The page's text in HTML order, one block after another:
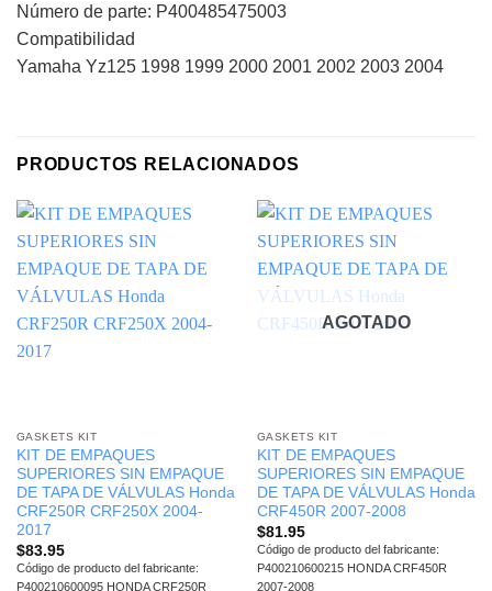
Número de parte: P400485475003
Compatibilidad
Yamaha Yz125 1998 1999 2000 2001 2002 2003 2004
PRODUCTOS RELACIONADOS
GASKETS KIT
KIT DE EMPAQUES
SUPERIORES SIN EMPAQUE
DE TAPA DE VÁLVULAS Honda
CRF250R CRF250X 2004-
2017
$83.95
Código de producto del fabricante:
P400210600095 HONDA CRF250R
AGOTADO
GASKETS KIT
KIT DE EMPAQUES
SUPERIORES SIN EMPAQUE
DE TAPA DE VÁLVULAS Honda
CRF450R 2007-2008
$81.95
Código de producto del fabricante:
P400210600215 HONDA CRF450R
2007-2008